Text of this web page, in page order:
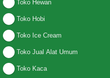
Toko Hewan
Toko Hobi
Toko Ice Cream
Toko Jual Alat Umum
Toko Kaca